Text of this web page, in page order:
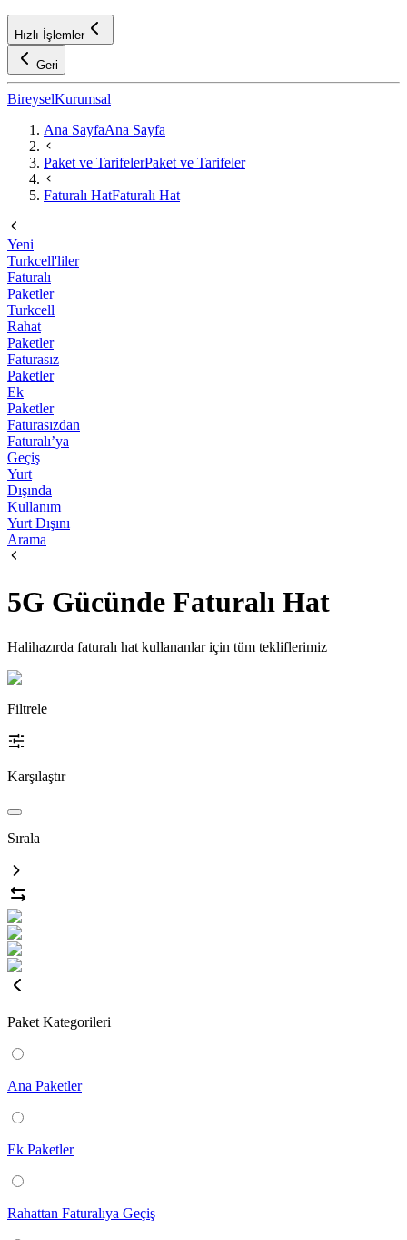
Hızlı İşlemler
Geri
BireyselKurumsal
Ana SayfaAna Sayfa
Paket ve TarifelerPaket ve Tarifeler
Faturalı HatFaturalı Hat
Yeni
Turkcell'liler
Faturalı
Paketler
Turkcell
Rahat
Paketler
Faturasız
Paketler
Ek
Paketler
Faturasızdan
Faturalı’ya
Geçiş
Yurt
Dışında
Kullanım
Yurt Dışını
Arama
5G Gücünde Faturalı Hat
Halihazırda faturalı hat kullananlar için tüm tekliflerimiz
Filtrele
Karşılaştır
Sırala
Paket Kategorileri
Ana Paketler
Ek Paketler
Rahattan Faturalıya Geçiş